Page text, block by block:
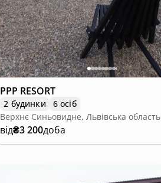
PPP RESORT
2 будинки
6 осіб
Верхнє Синьовидне, Львівська область
від₴3 200доба